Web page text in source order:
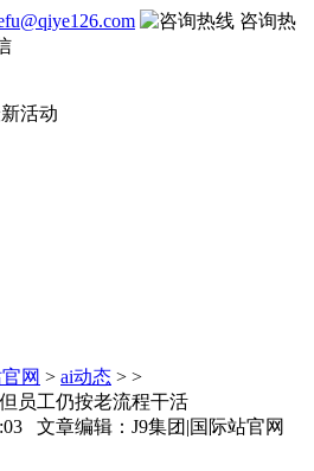
咨询热
活动
网 > ai动态 > >
员工仍按老流程干活
文章编辑：J9集团|国际站官网